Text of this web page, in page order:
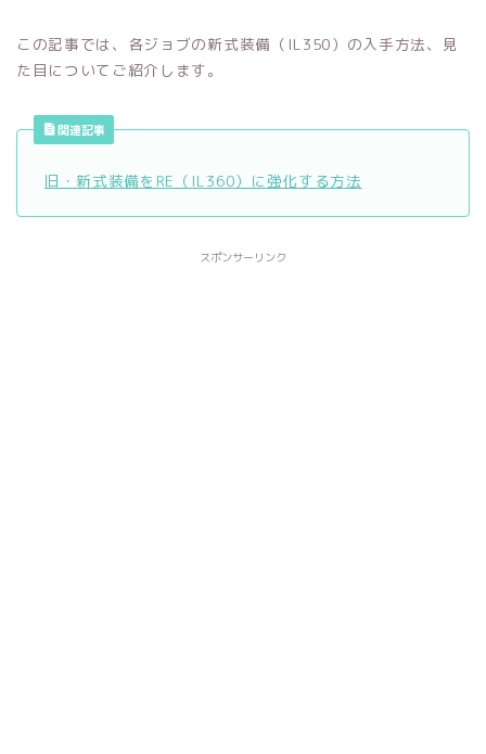
この記事では、各ジョブの新式装備（IL350）の入手方法、見
た目についてご紹介します。
関連記事
旧・新式装備をRE（IL360）に強化する方法
スポンサーリンク